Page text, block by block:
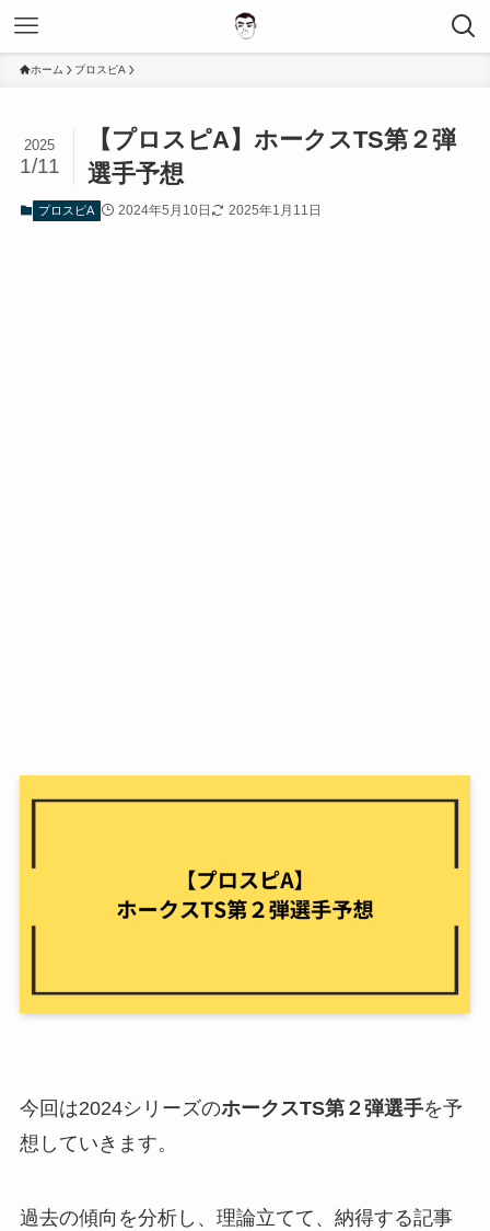
ホーム プロスピA
【プロスピA】ホークスTS第２弾
選手予想
2025
1/11
プロスピA 2024年5月10日 2025年1月11日
今回は2024シリーズのホークスTS第２ 弾選手を予
想していきます。
過去の傾向を分析し、理論立てて、納得する記事